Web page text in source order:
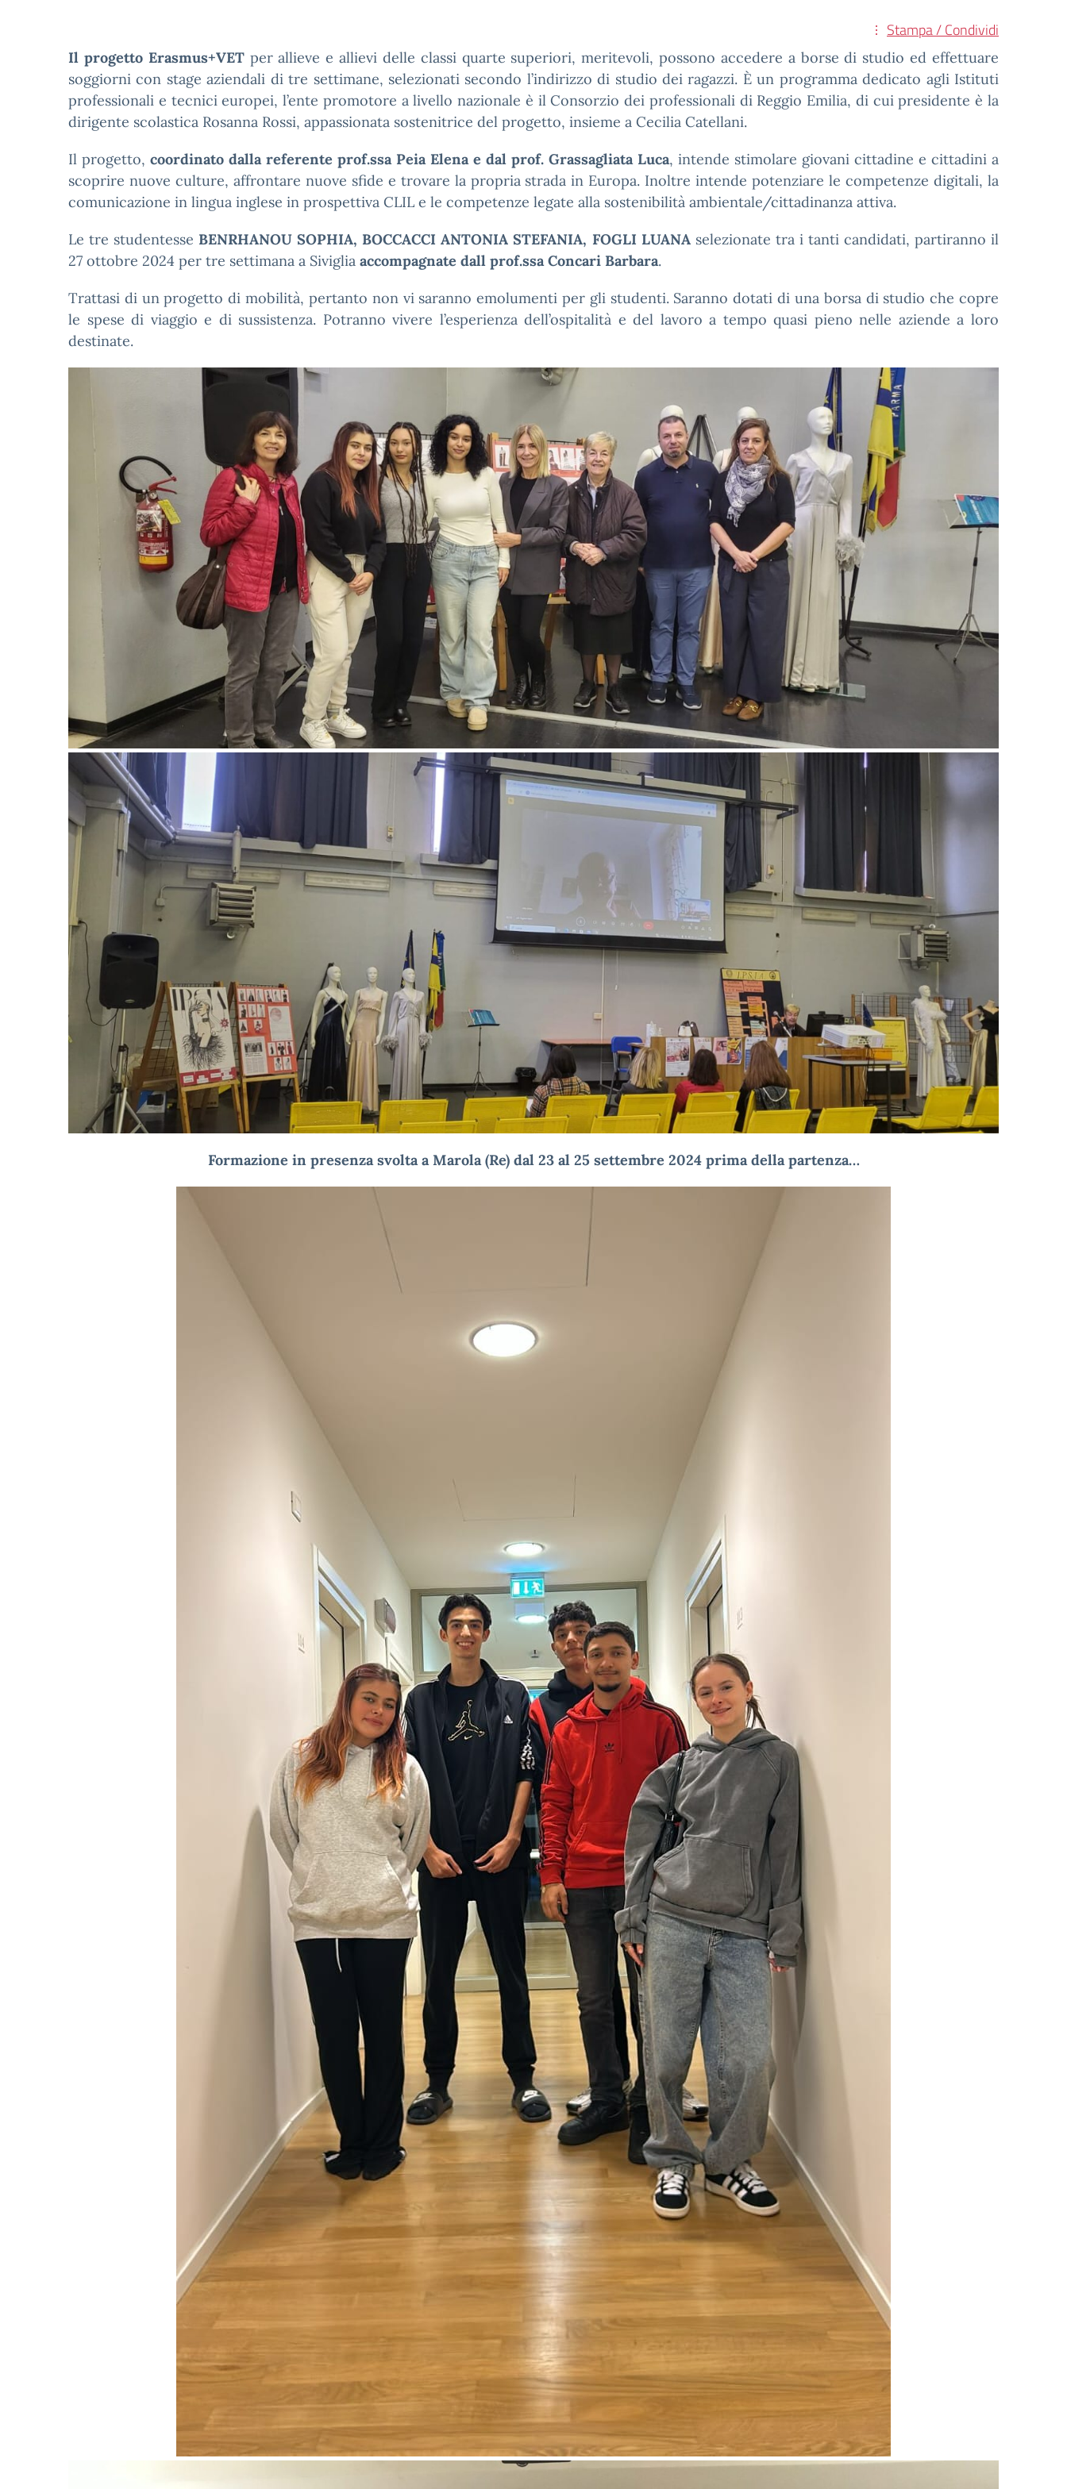
Stampa / Condividi
Il progetto Erasmus+VET per allieve e allievi delle classi quarte superiori, meritevoli, possono accedere a borse di studio ed effettuare
soggiorni con stage aziendali di tre settimane, selezionati secondo l’indirizzo di studio dei ragazzi. È un programma dedicato agli Istituti
professionali e tecnici europei, l’ente promotore a livello nazionale è il Consorzio dei professionali di Reggio Emilia, di cui presidente è la
dirigente scolastica Rosanna Rossi, appassionata sostenitrice del progetto, insieme a Cecilia Catellani.
Il progetto, coordinato dalla referente prof.ssa Peia Elena e dal prof. Grassagliata Luca, intende stimolare giovani cittadine e cittadini a
scoprire nuove culture, affrontare nuove sfide e trovare la propria strada in Europa. Inoltre intende potenziare le competenze digitali, la
comunicazione in lingua inglese in prospettiva CLIL e le competenze legate alla sostenibilità ambientale/cittadinanza attiva.
Le tre studentesse BENRHANOU SOPHIA, BOCCACCI ANTONIA STEFANIA, FOGLI LUANA selezionate tra i tanti candidati, partiranno il
27 ottobre 2024 per tre settimana a Siviglia accompagnate dall prof.ssa Concari Barbara.
Trattasi di un progetto di mobilità, pertanto non vi saranno emolumenti per gli studenti. Saranno dotati di una borsa di studio che copre
le spese di viaggio e di sussistenza. Potranno vivere l’esperienza dell’ospitalità e del lavoro a tempo quasi pieno nelle aziende a loro
destinate.
Formazione in presenza svolta aMarola(Re) dal 23 al 25 settembre 2024 prima della partenza…